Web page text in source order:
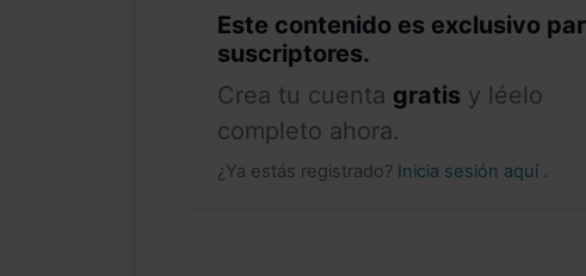
Este contenido es exclusivo
suscriptores.
Crea tu cuenta gratis y léelo
completo ahora.
¿Ya estás registrado? Inicia sesión aquí .